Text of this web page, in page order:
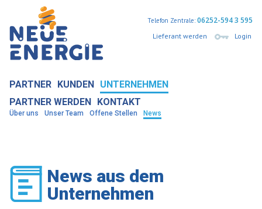
Lieferant werden Login
Telefon Zentrale:06252-594 3 595
PARTNER KUNDEN UNTERNEHMEN
Über uns Unser Team Offene Stellen News
PARTNER WERDEN KONTAKT
News aus dem
Unternehmen